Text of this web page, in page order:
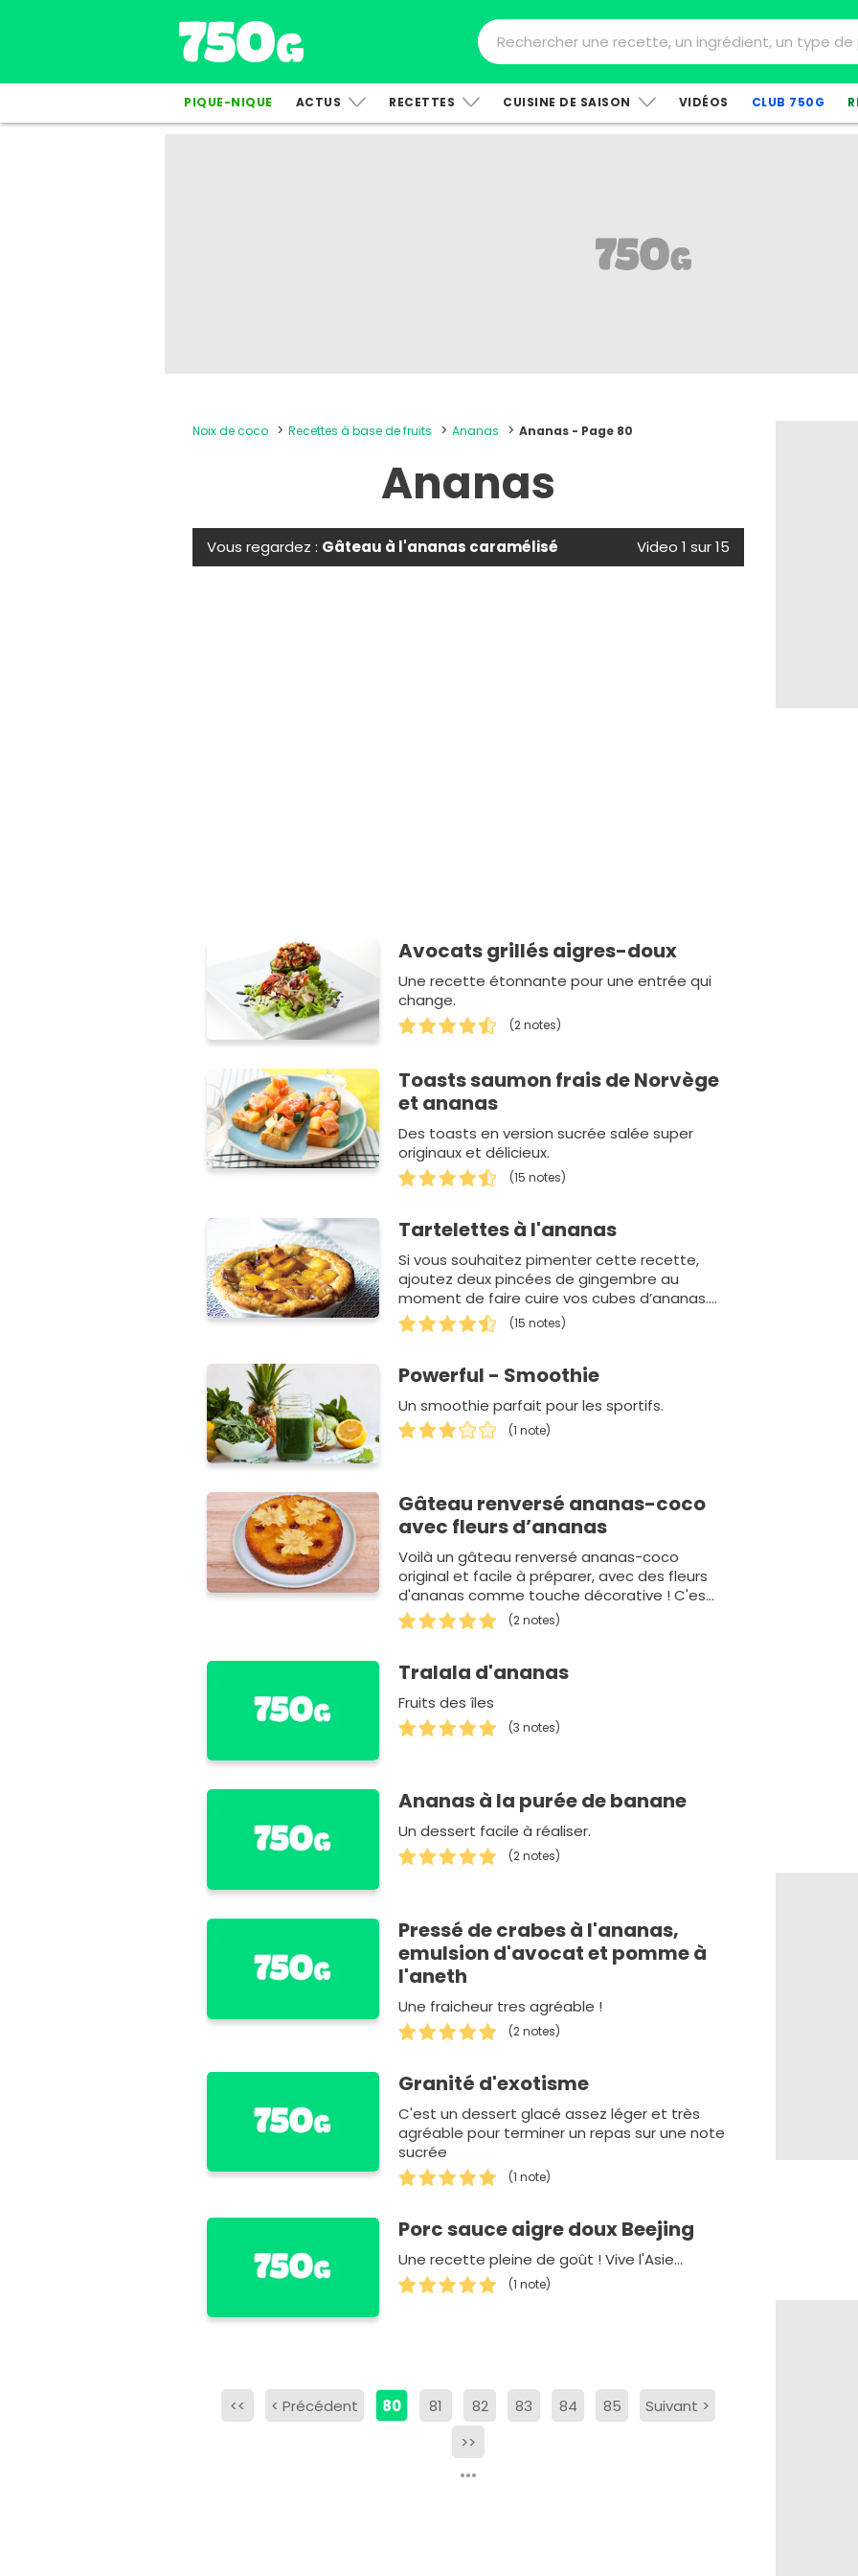
PIQUE-NIQUE ACTUS RECETTES CUISINE DE SAISON VIDÉOS CLUB 750G
Noix de coco Recettes à base de fruits Ananas Ananas - Page 80
Ananas
Vous regardez : Gâteau à l'ananas caramélisé Video 1 sur 15
Avocats grillés aigres-doux
Une recette étonnante pour une entrée qui
change.
(2 notes)
Toasts saumon frais de Norvège
et ananas
Des toasts en version sucrée salée super
originaux et délicieux.
(15 notes)
Tartelettes à l'ananas
Si vous souhaitez pimenter cette recette,
ajoutez deux pincées de gingembre au
moment de faire cuire vos cubes d’ananas.
Un très bel ouvrag…(15 notes)
Powerful - Smoothie
Un smoothie parfait pour les sportifs.
(1 note)
Gâteau renversé ananas-coco
avec fleurs d’ananas
Voilà un gâteau renversé ananas-coco
original et facile à préparer, avec des fleurs
d'ananas comme touche décorative ! C'es…
(2 notes)
Tralala d'ananas
Fruits des îles
(3 notes)
Ananas à la purée de banane
Un dessert facile à réaliser.
(2 notes)
Pressé de crabes à l'ananas,
emulsion d'avocat et pomme à
l'aneth
Une fraicheur tres agréable !
(2 notes)
Granité d'exotisme
C'est un dessert glacé assez léger et très
agréable pour terminer un repas sur une note
sucrée
(1 note)
Porc sauce aigre doux Beejing
Une recette pleine de goût ! Vive l'Asie...
(1 note)
<< <Précédent 80 81 82 83 84 85 Suivant >
>>